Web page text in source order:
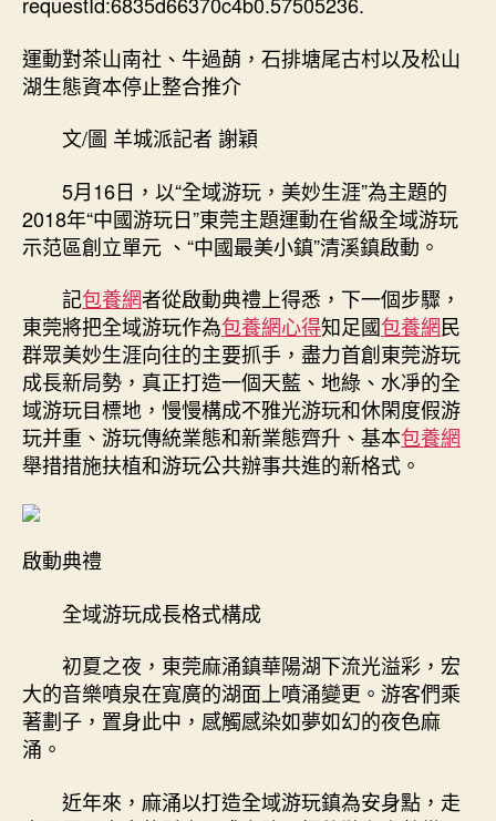
清
溪”
造
查
包
價
錢
全
域
游
玩
精
品〉
運動對茶山南社、牛過蓢，石排塘尾古村以及松山
湖生態資本停止整合推介
文/圖 羊城派記者 謝穎
5月16日，以“全域游玩，美妙生涯”為主題的
2018年“中國游玩日”東莞主題運動在省級全域游玩
示范區創立單元 、“中國最美小鎮”清溪鎮啟動。
記包養網者從啟動典禮上得悉，下一個步驟，
東莞將把全域游玩作為包養網心得知足國包養網民
群眾美妙生涯向往的主要抓手，盡力首創東莞游玩
成長新局勢，真正打造一個天藍、地綠、水凈的全
域游玩目標地，慢慢構成不雅光游玩和休閑度假游
玩并重、游玩傳統業態和新業態齊升、基本包養網
舉措措施扶植和游玩公共辦事共進的新格式。
啟動典禮
全域游玩成長格式構成
初夏之夜，東莞麻涌鎮華陽湖下流光溢彩，宏
大的音樂噴泉在寬廣的湖面上噴涌變更。游客們乘
著劃子，置身此中，感觸感染如夢如幻的夜色麻
涌。
近年來，麻涌以打造全域游玩鎮為安身點，走